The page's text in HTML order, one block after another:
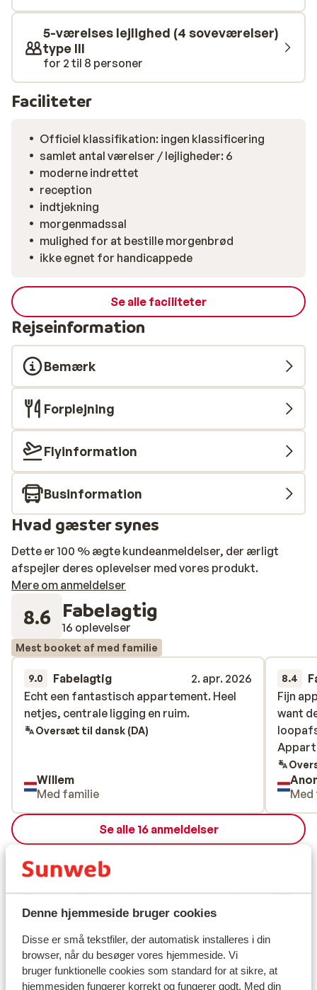
Denne hjemmeside bruger cookies
Disse er små tekstfiler, der automatisk installeres i din
browser, når du besøger vores hjemmeside. Vi
bruger funktionelle cookies som standard for at sikre, at
hjemmesiden fungerer korrekt og fungerer godt. Med din
5-værelses lejlighed (4 soveværelser)
type III
for 2 til 8 personer
Faciliteter
Officiel klassifikation: ingen klassificering
samlet antal værelser / lejligheder: 6
moderne indrettet
reception
indtjekning
morgenmadssal
mulighed for at bestille morgenbrød
ikke egnet for handicappede
Se alle faciliteter
Rejseinformation
Bemærk
Forplejning
Flyinformation
Businformation
Hvad gæster synes
Dette er 100 % ægte kundeanmeldelser, der ærligt
afspejler deres oplevelser med vores produkt.
Mere om anmeldelser
8.6 Fabelagtig
16 oplevelser
Mest booket af med familie
9.0 Fabelagtig
2. apr. 2026
Echt een fantastisch appartement. Heel
netjes, centrale ligging en ruim.
Echt een fantastisch appartement. Heel
netjes, centrale ligging en ruim.
Oversæt til dansk (DA)
Willem
Med familie
8.4
Fijn
want
Fijn
want
Se alle 16 anmeldelser
Se på kort